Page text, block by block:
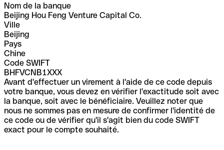
Nom de la banque
Beijing Hou Feng Venture Capital Co.
Ville
Beijing
Pays
Chine
Code SWIFT
BHFVCNB1XXX
Avant d'effectuer un virement à l'aide de ce code depuis
votre banque, vous devez en vérifier l'exactitude soit avec
la banque, soit avec le bénéficiaire. Veuillez noter que
nous ne sommes pas en mesure de confirmer l'identité de
ce code ou de vérifier qu'il s'agit bien du code SWIFT
exact pour le compte souhaité.